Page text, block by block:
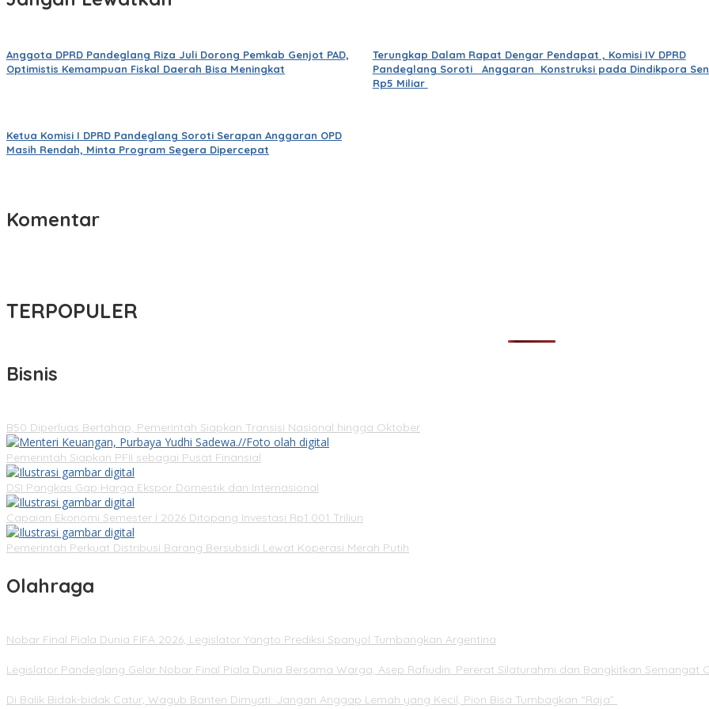
Anggota DPRD Pandeglang Riza Juli Dorong Pemkab Genjot PAD,
Optimistis Kemampuan Fiskal Daerah Bisa Meningkat
Terungkap Dalam Rapat Dengar Pendapat , Komisi IV DPRD
Pandeglang Soroti Anggaran Konstruksi pada Dindikpora
Rp5 Miliar
Ketua Komisi I DPRD Pandeglang Soroti Serapan Anggaran OPD
Masih Rendah, Minta Program Segera Dipercepat
Komentar
TERPOPULER
Bisnis
B50 Diperluas Bertahap, Pemerintah Siapkan Transisi Nasional hingga Oktober
Pemerintah Siapkan PFII sebagai Pusat Finansial
DSI Pangkas Gap Harga Ekspor Domestik dan Internasional
Capaian Ekonomi Semester I 2026 Ditopang Investasi Rp1.001 Triliun
Pemerintah Perkuat Distribusi Barang Bersubsidi Lewat Koperasi Merah Putih
Olahraga
Nobar Final Piala Dunia FIFA 2026, Legislator Yangto Prediksi Spanyol Tumbangkan Argentina
Legislator Pandeglang Gelar Nobar Final Piala Dunia Bersama Warga, Asep Rafiudin: Pererat Silaturahmi dan Bangkitkan Semangat
Di Balik Bidak-bidak Catur, Wagub Banten Dimyati: Jangan Anggap Lemah yang Kecil, Pion Bisa Tumbagkan “Raja”